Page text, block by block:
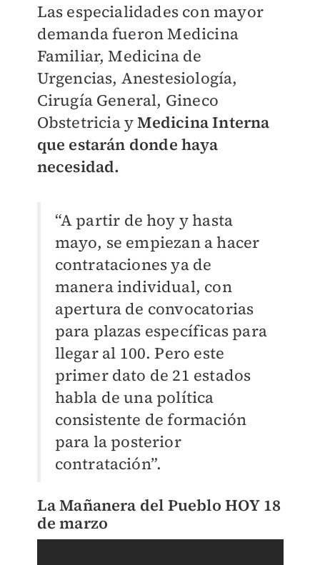
Las especialidades con mayor
demanda fueron Medicina
Familiar, Medicina de
Urgencias, Anestesiología,
Cirugía General, Gineco
Obstetricia yMedicina Interna
que estarán donde haya
necesidad.
“A partir de hoy y hasta
mayo, se empiezan a hacer
contrataciones ya de
manera individual, con
apertura de convocatorias
para plazas específicas para
llegar al 100. Pero este
primer dato de 21 estados
habla de una política
consistente de formación
para la posterior
contratación”.
La Mañanera del Pueblo HOY 18
de marzo